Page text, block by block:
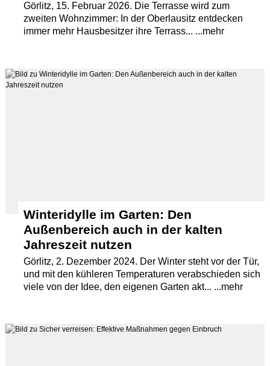
Görlitz, 15. Februar 2026. Die Terrasse wird zum
zweiten Wohnzimmer: In der Oberlausitz entdecken
immer mehr Hausbesitzer ihre Terrass... ...mehr
Winteridylle im Garten: Den
Außenbereich auch in der kalten
Jahreszeit nutzen
Görlitz, 2. Dezember 2024. Der Winter steht vor der Tür,
und mit den kühleren Temperaturen verabschieden sich
viele von der Idee, den eigenen Garten akt... ...mehr